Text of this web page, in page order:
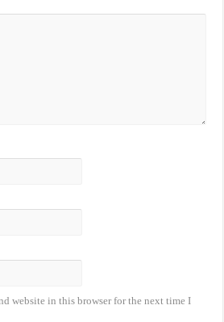
website in this browser for the next time I